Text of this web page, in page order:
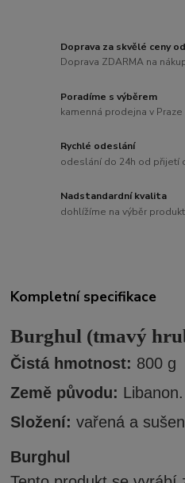
Doprava za skvělé ceny
Doprava ZDARMA na
Poradíme s výběrem
kamenná prodejna v Praze
Rychlé odeslání
odeslání do 24h od přijetí
Nadstandardní kvalita
dohlížíme na výběr
Kompletní specifikace
Burghul (tmavý
Čistá hmotnost: 800 g
Země původu: Libanon.
Složení: vařená a
Burghul